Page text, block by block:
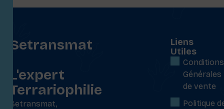
Setransmat
L'expert
Terrariophilie
Setransmat,
Liens
Utiles
Conditions
Générales
de vente
Politique